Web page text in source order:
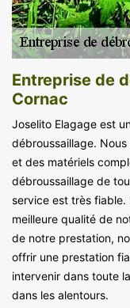
Entreprise de
Cornac
Joselito Elagage est
débroussaillage.
et des matériels
débroussaillage de
service est très fiable.
meilleure qualité de
de notre prestation,
offrir une prestation
intervenir dans toute
dans les alentours.